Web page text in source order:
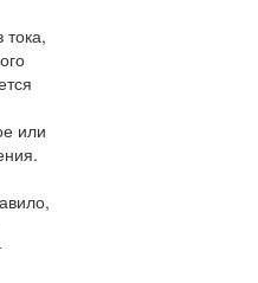
или